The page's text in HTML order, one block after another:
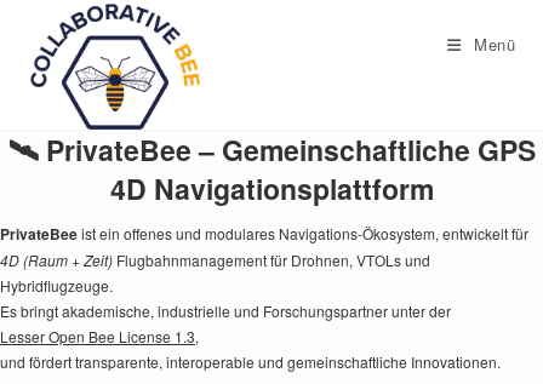
Inhalt
springen
Menü
🛰️ PrivateBee – Gemeinschaftliche GPS
4D Navigationsplattform
PrivateBeeist ein offenes und modulares Navigations-Ökosystem, entwickelt für
4D (Raum + Zeit) Flugbahnmanagement für Drohnen, VTOLs und
Hybridflugzeuge.
Es bringt akademische, industrielle und Forschungspartner unter der
Lesser Open Bee License 1.3,
und fördert transparente, interoperable und gemeinschaftliche Innovationen.